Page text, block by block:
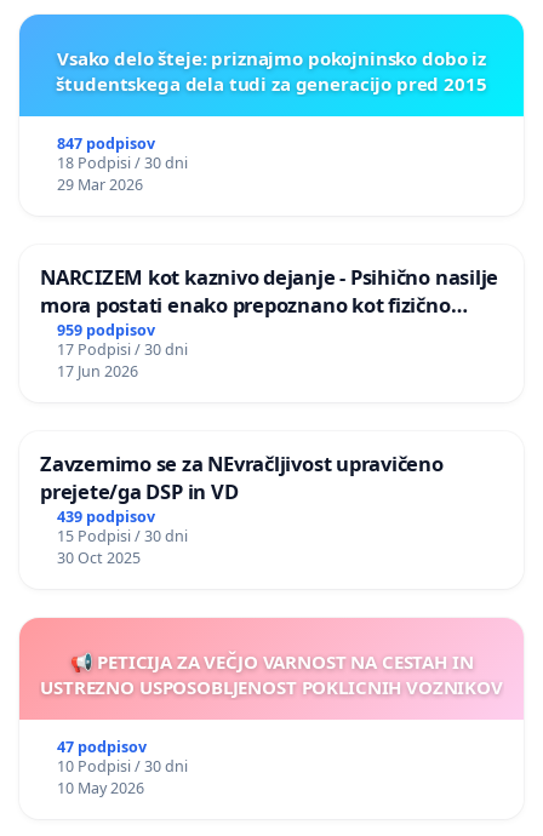
Vsako delo šteje: priznajmo pokojninsko dobo iz
študentskega dela tudi za generacijo pred 2015
847 podpisov
18 Podpisi / 30 dni
29 Mar 2026
NARCIZEM kot kaznivo dejanje - Psihično nasilje
mora postati enako prepoznano kot fizično
nasilje
959 podpisov
17 Podpisi / 30 dni
17 Jun 2026
Zavzemimo se za NEvračljivost upravičeno
prejete/ga DSP in VD
439 podpisov
15 Podpisi / 30 dni
30 Oct 2025
📢 PETICIJA ZA VEČJO VARNOST NA CESTAH IN
USTREZNO USPOSOBLJENOST POKLICNIH VOZNIKOV
47 podpisov
10 Podpisi / 30 dni
10 May 2026